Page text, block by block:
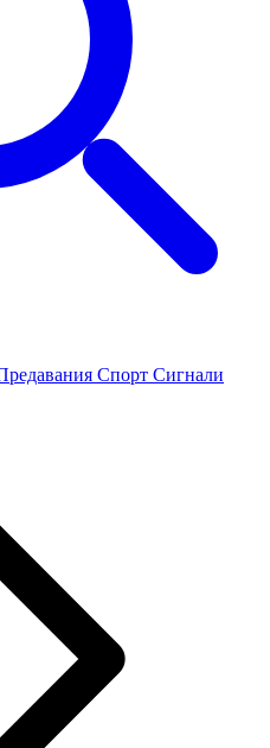
Спорт Сигнали